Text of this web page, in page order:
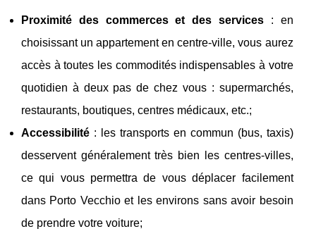
Proximité des commerces et des services : en
choisissant un appartement en centre-ville, vous aurez
accès à toutes les commodités indispensables à votre
quotidien à deux pas de chez vous : supermarchés,
restaurants, boutiques, centres médicaux, etc.;
Accessibilité : les transports en commun (bus, taxis)
desservent généralement très bien les centres-villes,
ce qui vous permettra de vous déplacer facilement
dans Porto Vecchio et les environs sans avoir besoin
de prendre votre voiture;